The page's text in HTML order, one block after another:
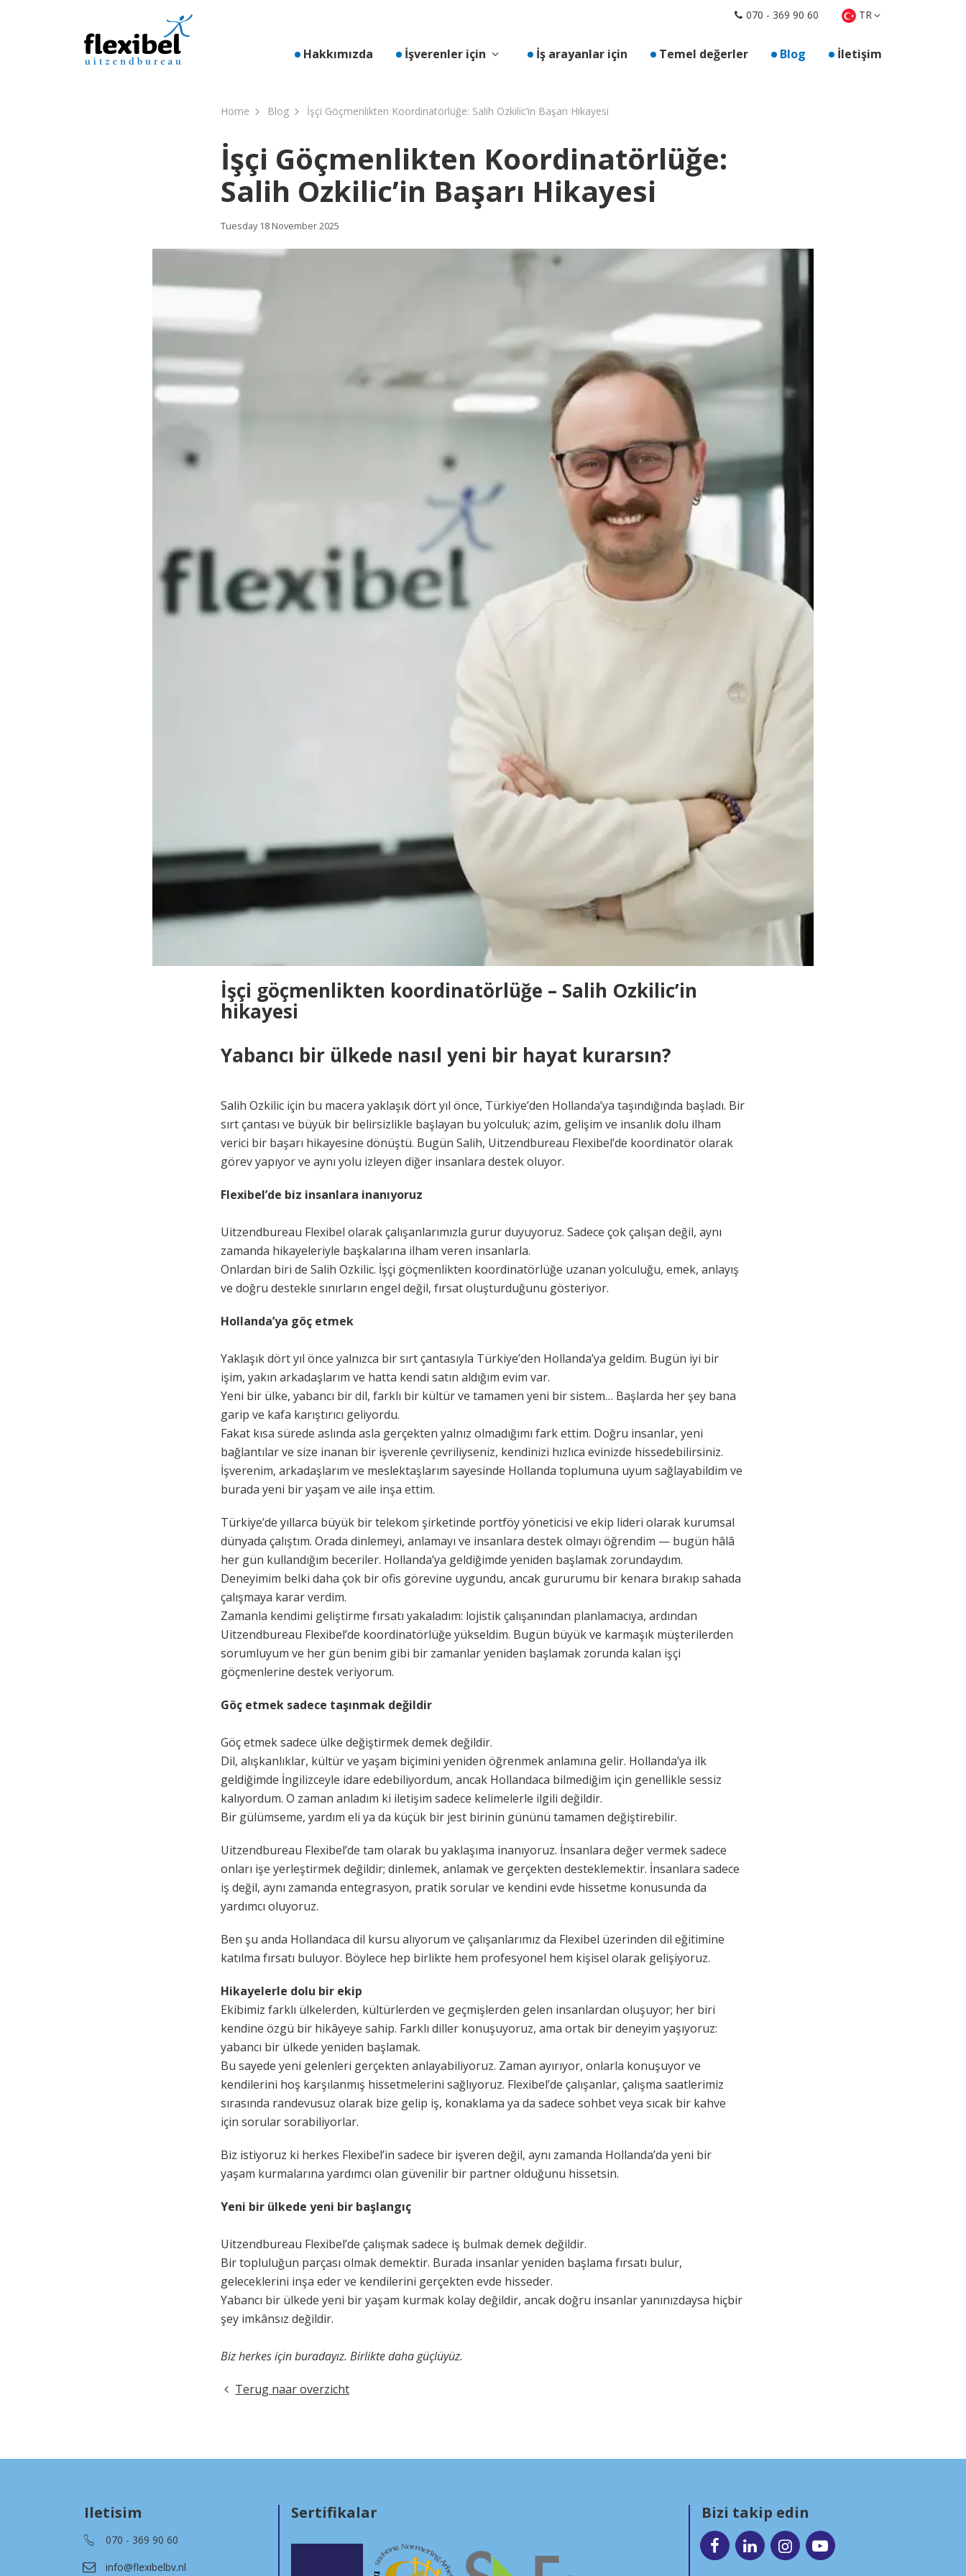
Hakkımızda İşverenler için Toon submenu voor "İşverenler için"
İş arayanlar için Temel değerler Blog İletişim
070 - 369 90 60 TR
Home Blog İşçi Göçmenlikten Koordinatörlüğe: Salih Ozkilic’in Başarı Hikayesi
İşçi Göçmenlikten Koordinatörlüğe:
Salih Ozkilic’in Başarı Hikayesi
Tuesday 18 November 2025
İşçi göçmenlikten koordinatörlüğe – Salih Ozkilic’in
hikayesi
Yabancı bir ülkede nasıl yeni bir hayat kurarsın?
Salih Ozkilic için bu macera yaklaşık dört yıl önce, Türkiye’den Hollanda’ya taşındığında başladı. Bir
sırt çantası ve büyük bir belirsizlikle başlayan bu yolculuk; azim, gelişim ve insanlık dolu ilham
verici bir başarı hikayesine dönüştü. Bugün Salih, Uitzendbureau Flexibel’de koordinatör olarak
görev yapıyor ve aynı yolu izleyen diğer insanlara destek oluyor.
Flexibel’de biz insanlara inanıyoruz
Uitzendbureau Flexibel olarak çalışanlarımızla gurur duyuyoruz. Sadece çok çalışan değil, aynı
zamanda hikayeleriyle başkalarına ilham veren insanlarla.
Onlardan biri de Salih Ozkilic. İşçi göçmenlikten koordinatörlüğe uzanan yolculuğu, emek, anlayış
ve doğru destekle sınırların engel değil, fırsat oluşturduğunu gösteriyor.
Hollanda’ya göç etmek
Yaklaşık dört yıl önce yalnızca bir sırt çantasıyla Türkiye’den Hollanda’ya geldim. Bugün iyi bir
işim, yakın arkadaşlarım ve hatta kendi satın aldığım evim var.
Yeni bir ülke, yabancı bir dil, farklı bir kültür ve tamamen yeni bir sistem… Başlarda her şey bana
garip ve kafa karıştırıcı geliyordu.
Fakat kısa sürede aslında asla gerçekten yalnız olmadığımı fark ettim. Doğru insanlar, yeni
bağlantılar ve size inanan bir işverenle çevriliyseniz, kendinizi hızlıca evinizde hissedebilirsiniz.
İşverenim, arkadaşlarım ve meslektaşlarım sayesinde Hollanda toplumuna uyum sağlayabildim ve
burada yeni bir yaşam ve aile inşa ettim.
Türkiye’de yıllarca büyük bir telekom şirketinde portföy yöneticisi ve ekip lideri olarak kurumsal
dünyada çalıştım. Orada dinlemeyi, anlamayı ve insanlara destek olmayı öğrendim — bugün hâlâ
her gün kullandığım beceriler. Hollanda’ya geldiğimde yeniden başlamak zorundaydım.
Deneyimim belki daha çok bir ofis görevine uygundu, ancak gururumu bir kenara bırakıp sahada
çalışmaya karar verdim.
Zamanla kendimi geliştirme fırsatı yakaladım: lojistik çalışanından planlamacıya, ardından
Uitzendbureau Flexibel’de koordinatörlüğe yükseldim. Bugün büyük ve karmaşık müşterilerden
sorumluyum ve her gün benim gibi bir zamanlar yeniden başlamak zorunda kalan işçi
göçmenlerine destek veriyorum.
Göç etmek sadece taşınmak değildir
Göç etmek sadece ülke değiştirmek demek değildir.
Dil, alışkanlıklar, kültür ve yaşam biçimini yeniden öğrenmek anlamına gelir. Hollanda’ya ilk
geldiğimde İngilizceyle idare edebiliyordum, ancak Hollandaca bilmediğim için genellikle sessiz
kalıyordum. O zaman anladım ki iletişim sadece kelimelerle ilgili değildir.
Bir gülümseme, yardım eli ya da küçük bir jest birinin gününü tamamen değiştirebilir.
Uitzendbureau Flexibel’de tam olarak bu yaklaşıma inanıyoruz. İnsanlara değer vermek sadece
onları işe yerleştirmek değildir; dinlemek, anlamak ve gerçekten desteklemektir. İnsanlara sadece
iş değil, aynı zamanda entegrasyon, pratik sorular ve kendini evde hissetme konusunda da
yardımcı oluyoruz.
Ben şu anda Hollandaca dil kursu alıyorum ve çalışanlarımız da Flexibel üzerinden dil eğitimine
katılma fırsatı buluyor. Böylece hep birlikte hem profesyonel hem kişisel olarak gelişiyoruz.
Hikayelerle dolu bir ekip
Ekibimiz farklı ülkelerden, kültürlerden ve geçmişlerden gelen insanlardan oluşuyor; her biri
kendine özgü bir hikâyeye sahip. Farklı diller konuşuyoruz, ama ortak bir deneyim yaşıyoruz:
yabancı bir ülkede yeniden başlamak.
Bu sayede yeni gelenleri gerçekten anlayabiliyoruz. Zaman ayırıyor, onlarla konuşuyor ve
kendilerini hoş karşılanmış hissetmelerini sağlıyoruz. Flexibel’de çalışanlar, çalışma saatlerimiz
sırasında randevusuz olarak bize gelip iş, konaklama ya da sadece sohbet veya sıcak bir kahve
için sorular sorabiliyorlar.
Biz istiyoruz ki herkes Flexibel’in sadece bir işveren değil, aynı zamanda Hollanda’da yeni bir
yaşam kurmalarına yardımcı olan güvenilir bir partner olduğunu hissetsin.
Yeni bir ülkede yeni bir başlangıç
Uitzendbureau Flexibel’de çalışmak sadece iş bulmak demek değildir.
Bir topluluğun parçası olmak demektir. Burada insanlar yeniden başlama fırsatı bulur,
geleceklerini inşa eder ve kendilerini gerçekten evde hisseder.
Yabancı bir ülkede yeni bir yaşam kurmak kolay değildir, ancak doğru insanlar yanınızdaysa hiçbir
şey imkânsız değildir.
Biz herkes için buradayız. Birlikte daha güçlüyüz.
Terug naar overzicht
Iletisim
070 - 369 90 60
info@flexibelbv.nl
Sertifikalar Bizi takip edin